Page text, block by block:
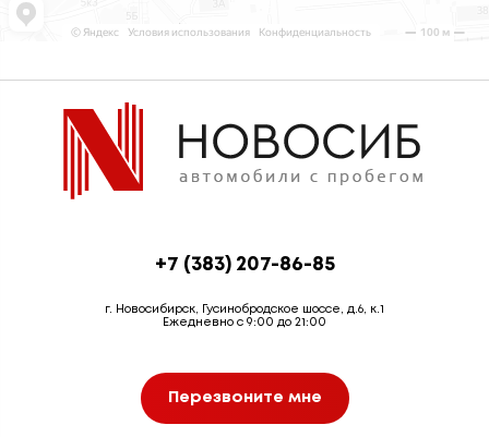
+7 (383) 207-86-85
г. Новосибирск, Гусинобродское шоссе, д.6, к.1
Ежедневно с 9:00 до 21:00
Перезвоните мне